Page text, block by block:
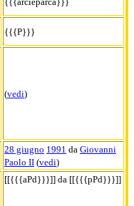
{{{P}}}
(vedi)
28 giugno 1991 da Giovanni
Paolo II (vedi)
[[{{{aPd}}}]] da [[{{{pPd}}}]]